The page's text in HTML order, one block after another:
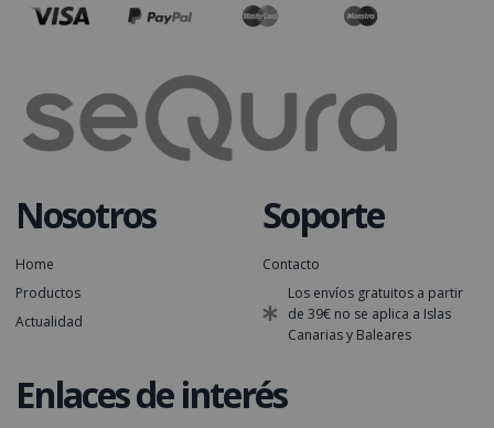
Nosotros
Home
Productos
Actualidad
Soporte
Contacto
Los envíos gratuitos a partir
de 39€ no se aplica a Islas
Canarias y Baleares
Enlaces de interés